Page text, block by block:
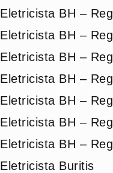
Eletricista BH –
Eletricista BH –
Eletricista BH –
Eletricista BH –
Eletricista BH –
Eletricista BH –
Eletricista BH –
Eletricista Buritis